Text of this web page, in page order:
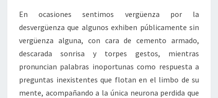
En ocasiones sentimos vergüenza por la
desvergüenza que algunos exhiben públicamente sin
vergüenza alguna, con cara de cemento armado,
descarada sonrisa y torpes gestos, mientras
pronuncian palabras inoportunas como respuesta a
preguntas inexistentes que flotan en el limbo de su
mente, acompañando a la única neurona perdida que